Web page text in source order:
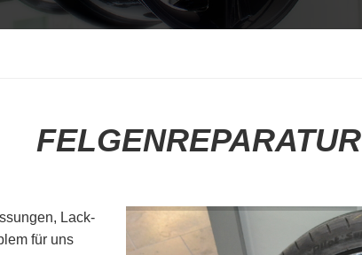
FELGENREPARATUR
Lack-
für uns